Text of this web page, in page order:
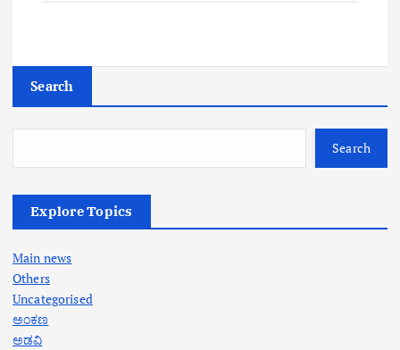
Search
Search
Explore Topics
Main news
Others
Uncategorised
ಅಂಕಣ
ಅಡವಿ